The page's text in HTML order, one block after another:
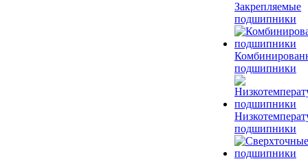
Закрепляемые
подшипники
подшипники
подшипники